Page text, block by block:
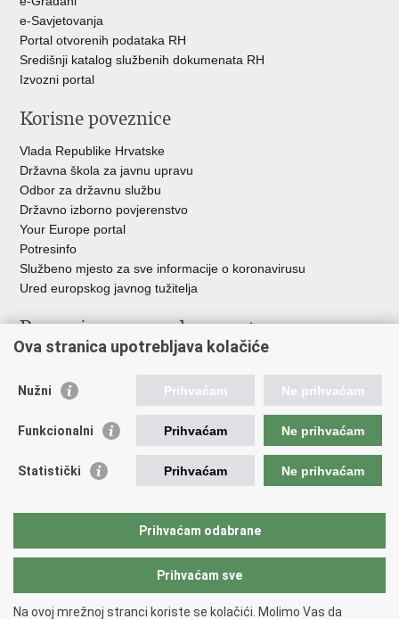
e-Savjetovanja
Portal otvorenih podataka RH
Središnji katalog službenih dokumenata RH
Izvozni portal
Korisne poveznice
Vlada Republike Hrvatske
Državna škola za javnu upravu
Odbor za državnu službu
Državno izborno povjerenstvo
Your Europe portal
Potresinfo
Službeno mjesto za sve informacije o koronavirusu
Ured europskog javnog tužitelja
Poveznice pravosudnog sustava
Državno odvjetništvo
Ured za suzbijanje korupcije i organiziranog kriminaliteta
Državnoodvjetničko vijeće
Hrvatska odvjetnička komora
Europski pravosudni portal
Copyright © 2026 Ministarstvo pravosuđa, uprave i digitalne
Ova stranica upotrebljava kolačiće
Nužni Prihvaćam Ne prihvaćam
Funkcionalni Prihvaćam Ne prihvaćam
Statistički Prihvaćam Ne prihvaćam
Prihvaćam odabrane
Prihvaćam sve
Na ovoj mrežnoj stranci koriste se kolačići. Molimo Vas da